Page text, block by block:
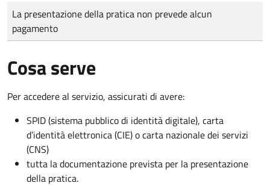
Tipo di pagamento
Importo
La presentazione della pratica non prevede alcun
pagamento
Cosa serve
Per accedere al servizio, assicurati di avere:
SPID (sistema pubblico di identità digitale), carta
d’identità elettronica (CIE) o carta nazionale dei servizi
(CNS)
tutta la documentazione prevista per la presentazione
della pratica.